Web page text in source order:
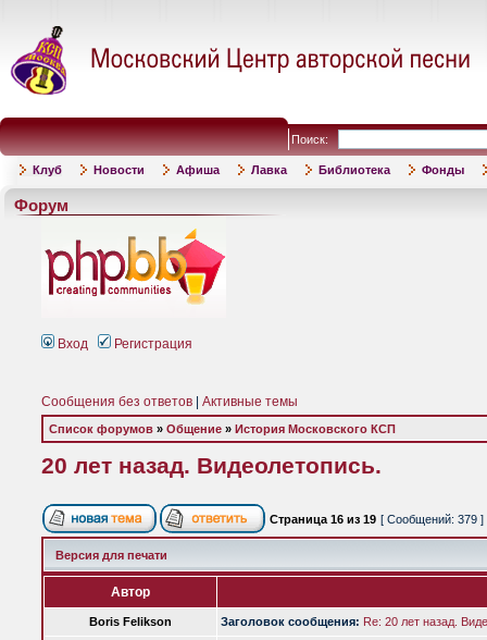
Поиск:
Клуб Новости Афиша Лавка Библиотека Фонды
Форум
Вход Регистрация
Сообщения без ответов Активные темы
Список форумов » Общение » История Московского КСП
20 лет назад. Видеолетопись.
Страница 16 из 19 [ Сообщений: 379 ]
Версия для печати
Автор
Boris Felikson Заголовок сообщения: Re: 20 лет назад.